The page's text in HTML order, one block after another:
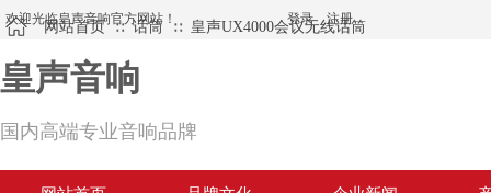
欢迎光临皇声音响官方网站！ 登录 注册
网站首页 ∷ 话筒 ∷ 皇声UX4000会议无线话筒
皇声音响
国内高端专业音响品牌